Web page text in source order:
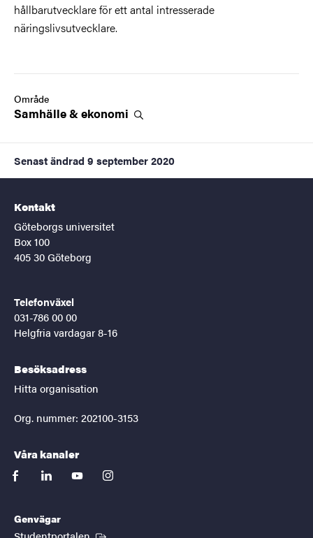
hållbarutvecklare för ett antal intresserade
näringslivsutvecklare.
Område
Samhälle &ekonomi
Senast ändrad 9 september 2020
Kontakt
Göteborgs universitet
Box 100
405 30 Göteborg
Telefonväxel
031-786 00 00
Helgfria vardagar 8-16
Besöksadress
Hitta organisation
Org. nummer: 202100-3153
Våra kanaler
facebooklinkedinyoutubeinstagram
Genvägar
(Extern länk)